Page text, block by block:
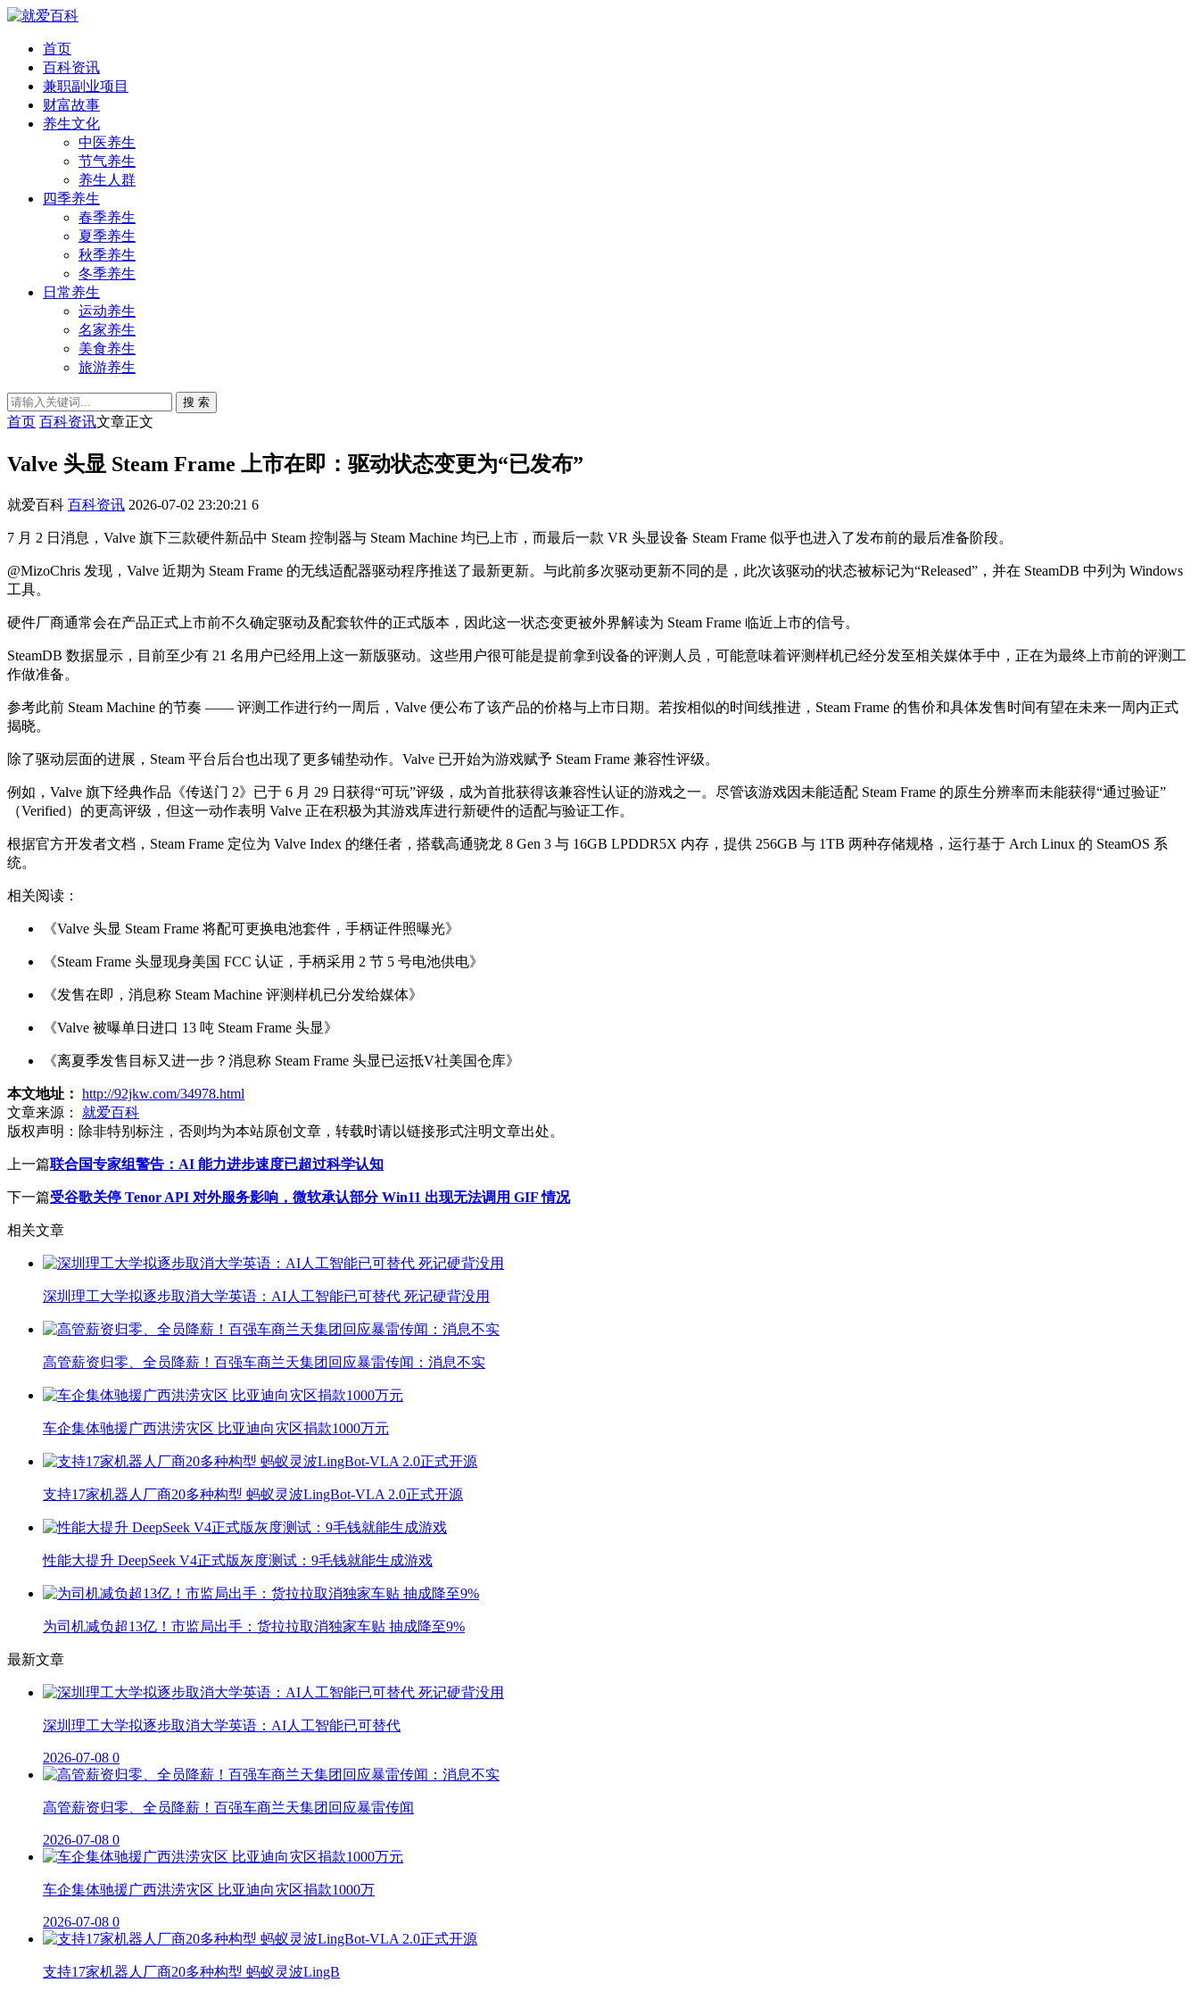
首页
百科资讯
兼职副业项目
财富故事
养生文化
中医养生
节气养生
养生人群
四季养生
春季养生
夏季养生
秋季养生
冬季养生
日常养生
运动养生
名家养生
美食养生
旅游养生
搜 索
首页 百科资讯文章正文
Valve 头显 Steam Frame 上市在即：驱动状态变更为“已发布”
就爱百科 百科资讯 2026-07-02 23:20:21 6
7 月 2 日消息，Valve 旗下三款硬件新品中 Steam 控制器与 Steam Machine 均已上市，而最后一款 VR 头显设备 Steam Frame 似乎也进入了发布前的最后准备阶段。
@MizoChris 发现，Valve 近期为 Steam Frame 的无线适配器驱动程序推送了最新更新。与此前多次驱动更新不同的是，此次该驱动的状态被标记为“Released”，并在 SteamDB 中列为 Windows
工具。
硬件厂商通常会在产品正式上市前不久确定驱动及配套软件的正式版本，因此这一状态变更被外界解读为 Steam Frame 临近上市的信号。
SteamDB 数据显示，目前至少有 21 名用户已经用上这一新版驱动。这些用户很可能是提前拿到设备的评测人员，可能意味着评测样机已经分发至相关媒体手中，正在为最终上市前的评测工
作做准备。
参考此前 Steam Machine 的节奏 —— 评测工作进行约一周后，Valve 便公布了该产品的价格与上市日期。若按相似的时间线推进，Steam Frame 的售价和具体发售时间有望在未来一周内正式
揭晓。
除了驱动层面的进展，Steam 平台后台也出现了更多铺垫动作。Valve 已开始为游戏赋予 Steam Frame 兼容性评级。
例如，Valve 旗下经典作品《传送门 2》已于 6 月 29 日获得“可玩”评级，成为首批获得该兼容性认证的游戏之一。尽管该游戏因未能适配 Steam Frame 的原生分辨率而未能获得“通过验证”
（Verified）的更高评级，但这一动作表明 Valve 正在积极为其游戏库进行新硬件的适配与验证工作。
根据官方开发者文档，Steam Frame 定位为 Valve Index 的继任者，搭载高通骁龙 8 Gen 3 与 16GB LPDDR5X 内存，提供 256GB 与 1TB 两种存储规格，运行基于 Arch Linux 的 SteamOS 系
统。
相关阅读：
《Valve 头显 Steam Frame 将配可更换电池套件，手柄证件照曝光》
《Steam Frame 头显现身美国 FCC 认证，手柄采用 2 节 5 号电池供电》
《发售在即，消息称 Steam Machine 评测样机已分发给媒体》
《Valve 被曝单日进口 13 吨 Steam Frame 头显》
《离夏季发售目标又进一步？消息称 Steam Frame 头显已运抵V社美国仓库》
本文地址： http://92jkw.com/34978.html
文章来源：
就爱百科
版权声明： 除非特别标注，否则均为本站原创文章，转载时请以链接形式注明文章出处。
上一篇联合国专家组警告：AI 能力进步速度已超过科学认知
下一篇受谷歌关停 Tenor API 对外服务影响，微软承认部分 Win11 出现无法调用 GIF 情况
相关文章
深圳理工大学拟逐步取消大学英语：AI人工智能已可替代 死记硬背没用
高管薪资归零、全员降薪！百强车商兰天集团回应暴雷传闻：消息不实
车企集体驰援广西洪涝灾区 比亚迪向灾区捐款1000万元
支持17家机器人厂商20多种构型 蚂蚁灵波LingBot-VLA 2.0正式开源
性能大提升 DeepSeek V4正式版灰度测试：9毛钱就能生成游戏
为司机减负超13亿！市监局出手：货拉拉取消独家车贴 抽成降至9%
最新文章
深圳理工大学拟逐步取消大学英语：AI人工智能已可替代
2026-07-08 0
高管薪资归零、全员降薪！百强车商兰天集团回应暴雷传闻
2026-07-08 0
车企集体驰援广西洪涝灾区 比亚迪向灾区捐款1000万
2026-07-08 0
支持17家机器人厂商20多种构型 蚂蚁灵波LingB